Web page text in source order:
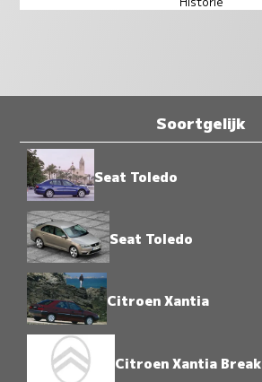
Soortgelijk
Seat Toledo
Seat Toledo
Citroen Xantia
Citroen Xantia Break